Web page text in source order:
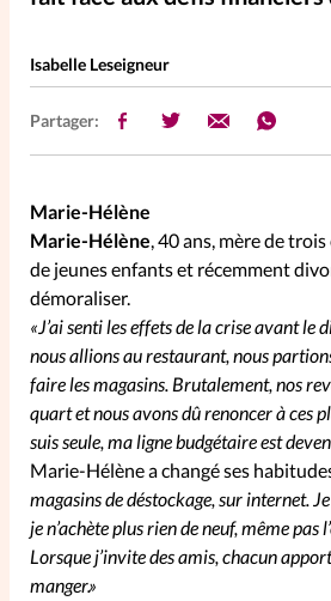
Elles nous inspirent
Entre4yeux
La Bible au féminin
Lifestyle
PersonnElles
RelationnElles
Shopping Spi
Si(x) simple de...
Isabelle Leseigneur
Partager:
Marie-Hélène
Marie-Hélène, 40 ans, mère de
de jeunes enfants et récemment
démoraliser.
«J’ai senti les effets de la crise avant le
nous allions au restaurant, nous
faire les magasins. Brutalement, nos
quart et nous avons dû renoncer à ces
suis seule, ma ligne budgétaire est
Marie-Hélène a changé ses
magasins de déstockage, sur internet.
je n’achète plus rien de neuf, même pas
Lorsque j’invite des amis, chacun
manger.»